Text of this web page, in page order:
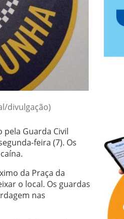
divulgação)
pela Guarda Civil
feira (7). Os
da Praça da
o local. Os guardas
nas